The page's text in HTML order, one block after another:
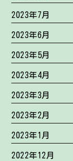
2023年7月
2023年6月
2023年5月
2023年4月
2023年3月
2023年2月
2023年1月
2022年12月